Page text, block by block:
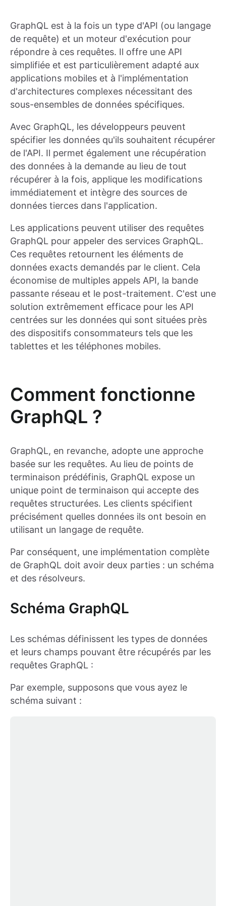
GraphQL est à la fois un type d'API (ou langage
de requête) et un moteur d'exécution pour
répondre à ces requêtes. Il offre une API
simplifiée et est particulièrement adapté aux
applications mobiles et à l'implémentation
d'architectures complexes nécessitant des
sous-ensembles de données spécifiques.
Avec GraphQL, les développeurs peuvent
spécifier les données qu'ils souhaitent récupérer
de l'API. Il permet également une récupération
des données à la demande au lieu de tout
récupérer à la fois, applique les modifications
immédiatement et intègre des sources de
données tierces dans l'application.
Les applications peuvent utiliser des requêtes
GraphQL pour appeler des services GraphQL.
Ces requêtes retournent les éléments de
données exacts demandés par le client. Cela
économise de multiples appels API, la bande
passante réseau et le post-traitement. C'est une
solution extrêmement efficace pour les API
centrées sur les données qui sont situées près
des dispositifs consommateurs tels que les
tablettes et les téléphones mobiles.
Comment fonctionne
GraphQL ?
GraphQL, en revanche, adopte une approche
basée sur les requêtes. Au lieu de points de
terminaison prédéfinis, GraphQL expose un
unique point de terminaison qui accepte des
requêtes structurées. Les clients spécifient
précisément quelles données ils ont besoin en
utilisant un langage de requête.
Par conséquent, une implémentation complète
de GraphQL doit avoir deux parties : un schéma
et des résolveurs.
Schéma GraphQL
Les schémas définissent les types de données
et leurs champs pouvant être récupérés par les
requêtes GraphQL :
Par exemple, supposons que vous ayez le
schéma suivant :